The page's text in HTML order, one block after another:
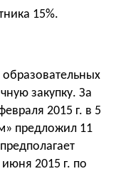
15%.
закупку. За
2015 г. в 5
предложил 11
июня 2015 г. по